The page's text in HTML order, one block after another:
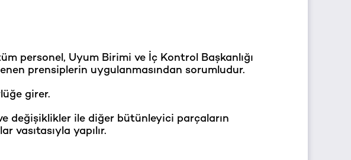
personel, Uyum Birimi ve İç Kontrol Başkanlığı
prensiplerin uygulanmasından sorumludur.
girer.
değişiklikler ile diğer bütünleyici parçaların
vasıtasıyla yapılır.